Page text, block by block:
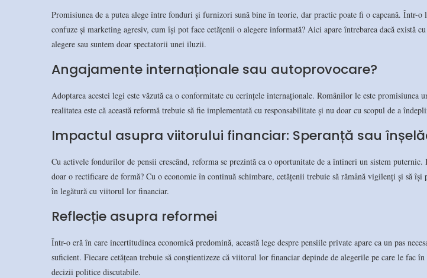
Promisiunea de a putea alege între fonduri și furnizori sună bine în teorie, dar practic poate fi o capcană. Într-
confuze și marketing agresiv, cum își pot face cetățenii o alegere informată? Aici apare întrebarea dacă există
alegere sau suntem doar spectatorii unei iluzii.
Angajamente internaționale sau autoprovocare?
Adoptarea acestei legi este văzută ca o conformitate cu cerințele internaționale. Românilor le este promisiunea
realitatea este că această reformă trebuie să fie implementată cu responsabilitate și nu doar cu scopul de a
Impactul asupra viitorului financiar: Speranță sau
Cu activele fondurilor de pensii crescând, reforma se prezintă ca o oportunitate de a întineri un sistem puternic.
doar o rectificare de formă? Cu o economie în continuă schimbare, cetățenii trebuie să rămână vigilenți și să își
în legătură cu viitorul lor financiar.
Reflecție asupra reformei
Într-o eră în care incertitudinea economică predomină, această lege despre pensiile private apare ca un pas
suficient. Fiecare cetățean trebuie să conștientizeze că viitorul lor financiar depinde de alegerile pe care le fac
decizii politice discutabile.